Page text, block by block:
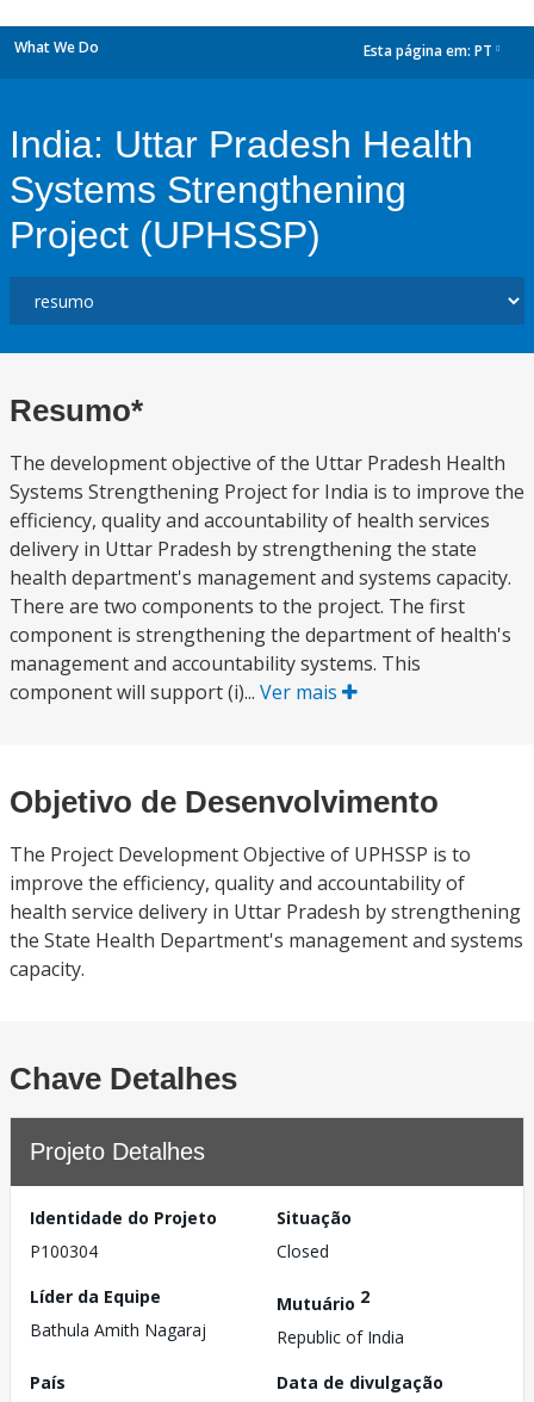
What We Do Esta página em: PT
India: Uttar Pradesh Health
Systems Strengthening
Project (UPHSSP)
Resumo*
The development objective of the Uttar Pradesh Health
Systems Strengthening Project for India is to improve the
efficiency, quality and accountability of health services
delivery in Uttar Pradesh by strengthening the state
health department's management and systems capacity.
There are two components to the project. The first
component is strengthening the department of health's
management and accountability systems. This
component will support (i)... Ver mais
Objetivo de Desenvolvimento
The Project Development Objective of UPHSSP is to
improve the efficiency, quality and accountability of
health service delivery in Uttar Pradesh by strengthening
the State Health Department's management and systems
capacity.
Chave Detalhes
Projeto Detalhes
Identidade do Projeto
P100304
Situação
Closed
Líder da Equipe
Bathula Amith Nagaraj
Mutuário 2
Republic of India
País
Data de divulgação